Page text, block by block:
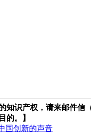
识产权，请来邮件信
的。】
国创新的声音